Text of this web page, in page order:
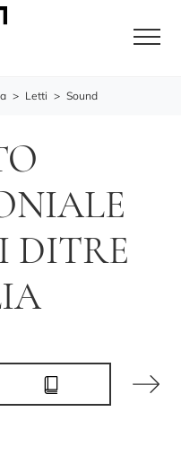
> Letti > Sound
DITRE